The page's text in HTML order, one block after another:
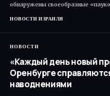
обнаружены своеобразные
НОВОСТИ ИЗРАИЛЯ
НОВОСТИ
«Каждый день новый
Оренбурге
наводнениями